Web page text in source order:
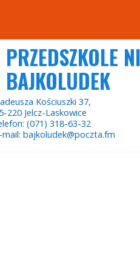
PRZEDSZKOLE
BAJKOLUDEK
Kościuszki 37,
220 Jelcz-Laskowice
(071) 318-63-32
bajkoludek@poczta.fm